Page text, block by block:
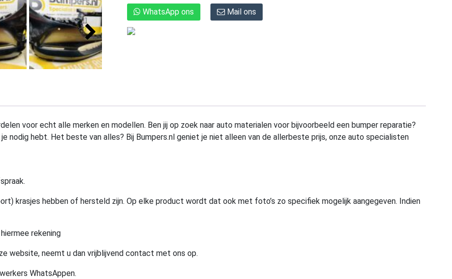
WhatsApp ons Mail ons
voor echt alle merken en modellen. Ben jij op zoek naar auto materialen voor bijvoorbeeld een bumper reparatie?
nodig hebt. Het beste van alles? Bij Bumpers.nl geniet je niet alleen van de allerbeste prijs, onze auto specialisten
krasjes hebben of hersteld zijn. Op elke product wordt dat ook met foto’s zo specifiek mogelijk aangegeven. Indien
rekening
website, neemt u dan vrijblijvend contact met ons op.
WhatsAppen.